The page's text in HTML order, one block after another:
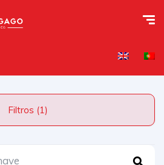
Filtros (1)